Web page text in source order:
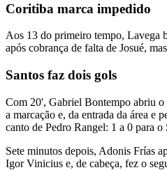
Coritiba marca impedido
Aos 13 do primeiro tempo, Lavega
após cobrança de falta de Josué,
Santos faz dois gols
Com 20', Gabriel Bontempo abriu
a marcação e, da entrada da área e
canto de Pedro Rangel: 1 a 0 para o
Sete minutos depois, Adonis Frías
Igor Vinicius e, de cabeça, fez o